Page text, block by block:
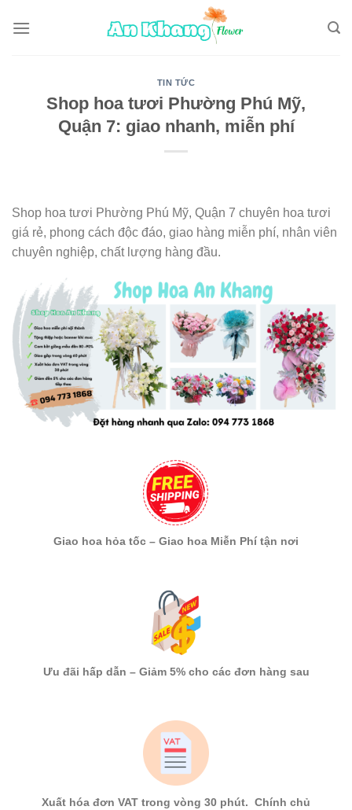
TIN TỨC
Shop hoa tươi Phường Phú Mỹ,
Quận 7: giao nhanh, miễn phí
Shop hoa tươi Phường Phú Mỹ, Quận 7 chuyên hoa tươi
giá rẻ, phong cách độc đáo, giao hàng miễn phí, nhân viên
chuyên nghiệp, chất lượng hàng đầu.
Giao hoa hỏa tốc – Giao hoa Miễn Phí tận nơi
Ưu đãi hấp dẫn – Giảm 5% cho các đơn hàng sau
Xuất hóa đơn VAT trong vòng 30 phút. Chính chủ